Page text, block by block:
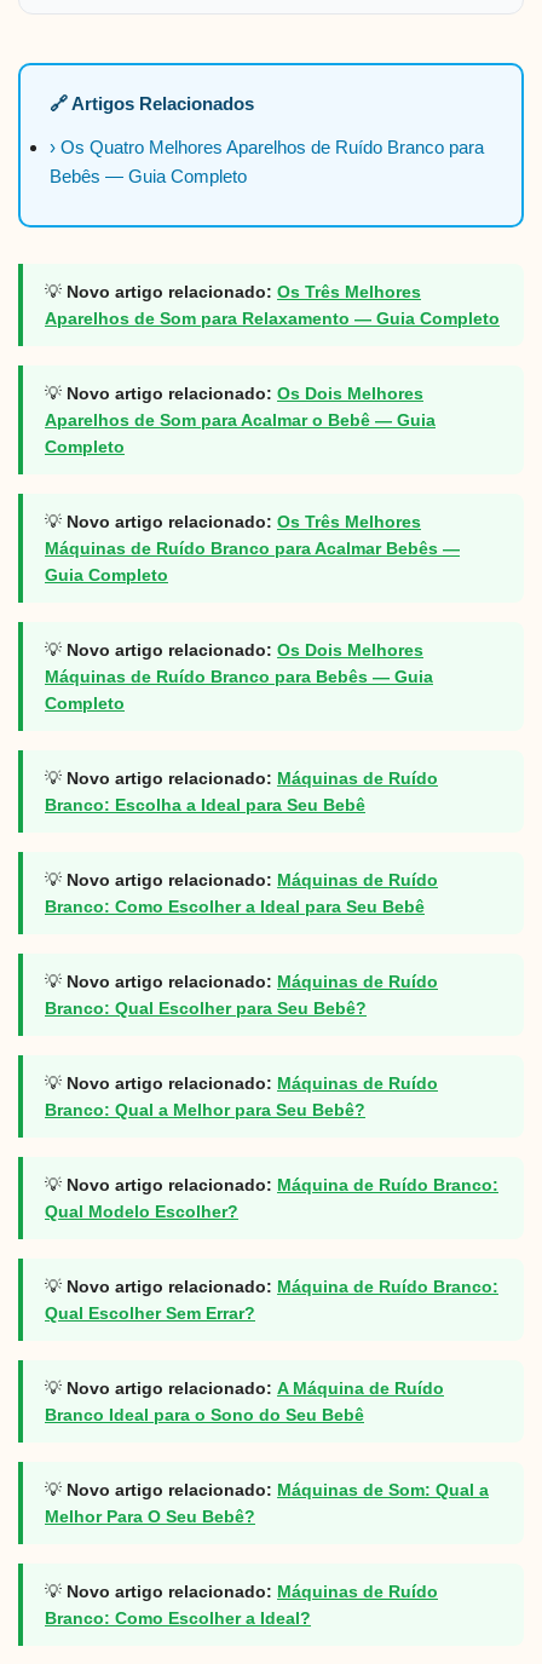
🔗 Artigos Relacionados
› Os Quatro Melhores Aparelhos de Ruído Branco para
Bebês — Guia Completo
💡 Novo artigo relacionado: Os Três Melhores
Aparelhos de Som para Relaxamento — Guia Completo
💡 Novo artigo relacionado: Os Dois Melhores
Aparelhos de Som para Acalmar o Bebê — Guia
Completo
💡 Novo artigo relacionado: Os Três Melhores
Máquinas de Ruído Branco para Acalmar Bebês —
Guia Completo
💡 Novo artigo relacionado: Os Dois Melhores
Máquinas de Ruído Branco para Bebês — Guia
Completo
💡 Novo artigo relacionado: Máquinas de Ruído
Branco: Escolha a Ideal para Seu Bebê
💡 Novo artigo relacionado: Máquinas de Ruído
Branco: Como Escolher a Ideal para Seu Bebê
💡 Novo artigo relacionado: Máquinas de Ruído
Branco: Qual Escolher para Seu Bebê?
💡 Novo artigo relacionado: Máquinas de Ruído
Branco: Qual a Melhor para Seu Bebê?
💡 Novo artigo relacionado: Máquina de Ruído Branco:
Qual Modelo Escolher?
💡 Novo artigo relacionado: Máquina de Ruído Branco:
Qual Escolher Sem Errar?
💡 Novo artigo relacionado: A Máquina de Ruído
Branco Ideal para o Sono do Seu Bebê
💡 Novo artigo relacionado: Máquinas de Som: Qual a
Melhor Para O Seu Bebê?
💡 Novo artigo relacionado: Máquinas de Ruído
Branco: Como Escolher a Ideal?